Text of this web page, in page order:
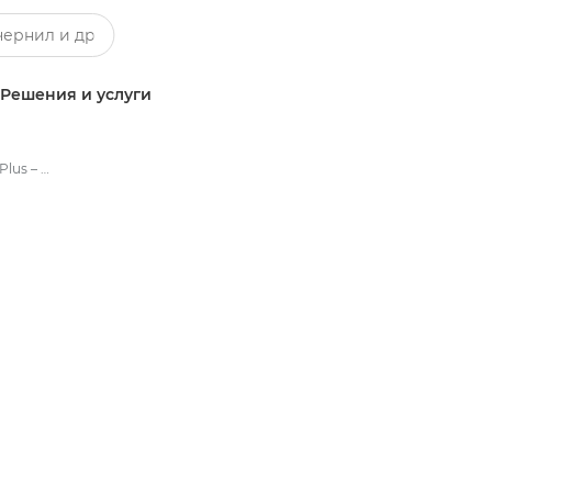
Решения и услуги
ПО Canon Direct Print Plus – Canon Europe